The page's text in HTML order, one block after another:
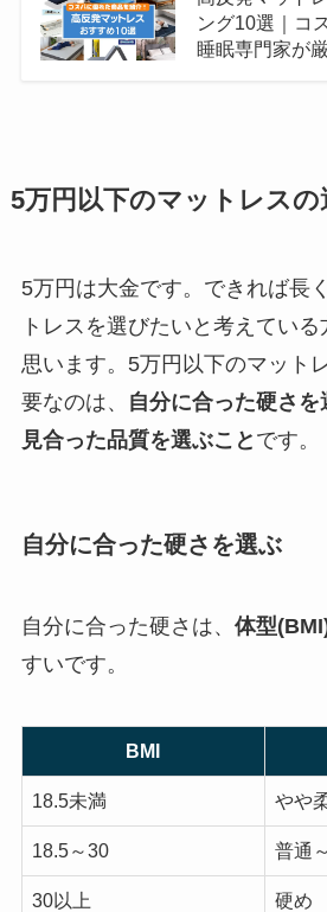
ング10選｜コ
睡眠専門家が厳
5万円以下のマットレスの
5万円は大金です。できれば長
トレスを選びたいと考えてい
思います。5万円以下のマット
要なのは、
自分に合った硬さを
見合った品質を選ぶこと です。
自分に合った硬さを選ぶ
自分に合った硬さは、 体型
すいです。
BMI
18.5未満 やや
18.5～30 普通
30以上 硬め